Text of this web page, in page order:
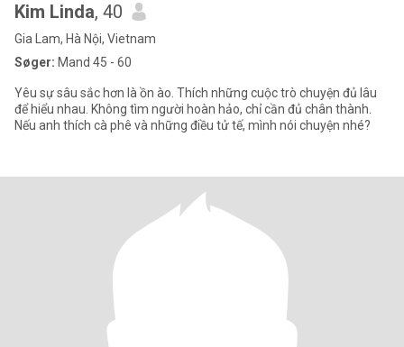
Kim Linda, 40
Gia Lam, Hà Nội, Vietnam
Søger: Mand 45 - 60
Yêu sự sâu sắc hơn là ồn ào. Thích những cuộc trò chuyện đủ lâu
để hiểu nhau. Không tìm người hoàn hảo, chỉ cần đủ chân thành.
Nếu anh thích cà phê và những điều tử tế, mình nói chuyện nhé?